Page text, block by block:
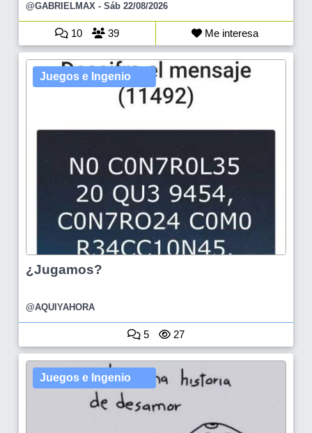
@GABRIELMAX - Sáb 22/08/2026
10 39 Me interesa
Juegos e Ingenio
¿Jugamos?
@AQUIYAHORA
5 27
Juegos e Ingenio